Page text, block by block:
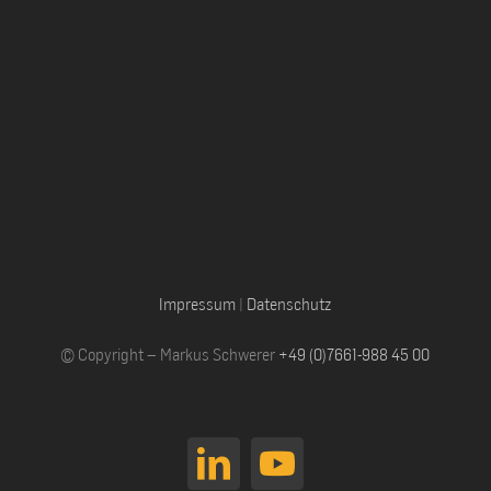
Impressum | Datenschutz
© Copyright – Markus Schwerer +49 (0)7661-988 45 00
LinkedInYouTube